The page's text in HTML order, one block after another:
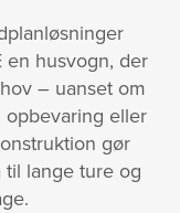
en husvogn, der
– uanset om
opbevaring eller
gør
lange ture og